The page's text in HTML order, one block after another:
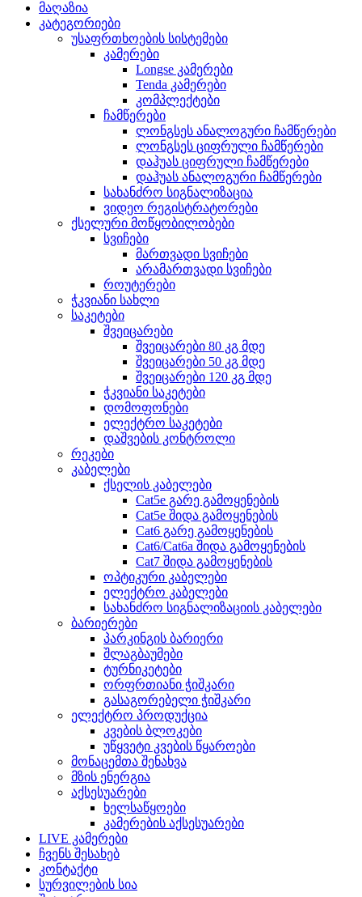
მაღაზია
კატეგორიები
უსაფრთხოების სისტემები
კამერები
Longse კამერები
Tenda კამერები
კომპლექტები
ჩამწერები
ლონგსეს ანალოგური ჩამწერები
ლონგსეს ციფრული ჩამწერები
დაჰუას ციფრული ჩამწერები
დაჰუას ანალოგური ჩამწერები
სახანძრო სიგნალიზაცია
ვიდეო რეგისტრატორები
ქსელური მოწყობილობები
სვიჩები
მართვადი სვიჩები
არამართვადი სვიჩები
როუტერები
ჭკვიანი სახლი
საკეტები
შვეიცარები
შვეიცარები 80 კგ მდე
შვეიცარები 50 კგ მდე
შვეიცარები 120 კგ მდე
ჭკვიანი საკეტები
დომოფონები
ელექტრო საკეტები
დაშვების კონტროლი
რეკები
კაბელები
ქსელის კაბელები
Cat5e გარე გამოყენების
Cat5e შიდა გამოყენების
Cat6 გარე გამოყენების
Cat6/Cat6a შიდა გამოყენების
Cat7 შიდა გამოყენების
ოპტიკური კაბელები
ელექტრო კაბელები
სახანძრო სიგნალიზაციის კაბელები
ბარიერები
პარკინგის ბარიერი
შლაგბაუმები
ტურნიკეტები
ორფრთიანი ჭიშკარი
გასაგორებელი ჭიშკარი
ელექტრო პროდუქცია
კვების ბლოკები
უწყვეტი კვების წყაროები
მონაცემთა შენახვა
მზის ენერგია
აქსესუარები
ხელსაწყოები
კამერების აქსესუარები
LIVE კამერები
ჩვენს შესახებ
კონტაქტი
სურვილების სია